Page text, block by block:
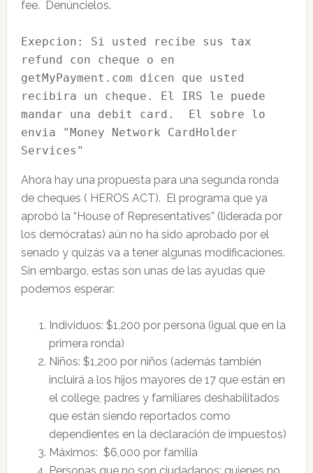
fee. Denúncielos.
Exepcion: Si usted recibe sus tax
refund con cheque o en
getMyPayment.com dicen que usted
recibira un cheque. El IRS le puede
mandar una debit card.  El sobre lo
envia "Money Network CardHolder
Services"
Ahora hay una propuesta para una segunda ronda
de cheques ( HEROS ACT). El programa que ya
aprobó la “House of Representatives” (liderada por
los demócratas) aún no ha sido aprobado por el
senado y quizás va a tener algunas modificaciones.
Sin embargo, estas son unas de las ayudas que
podemos esperar:
Individuos: $1,200 por persona (igual que en la
primera ronda)
Niños: $1,200 por niños (además también
incluirá a los hijos mayores de 17 que están en
el college, padres y familiares deshabilitados
que están siendo reportados como
dependientes en la declaración de impuestos)
Máximos: $6,000 por familia